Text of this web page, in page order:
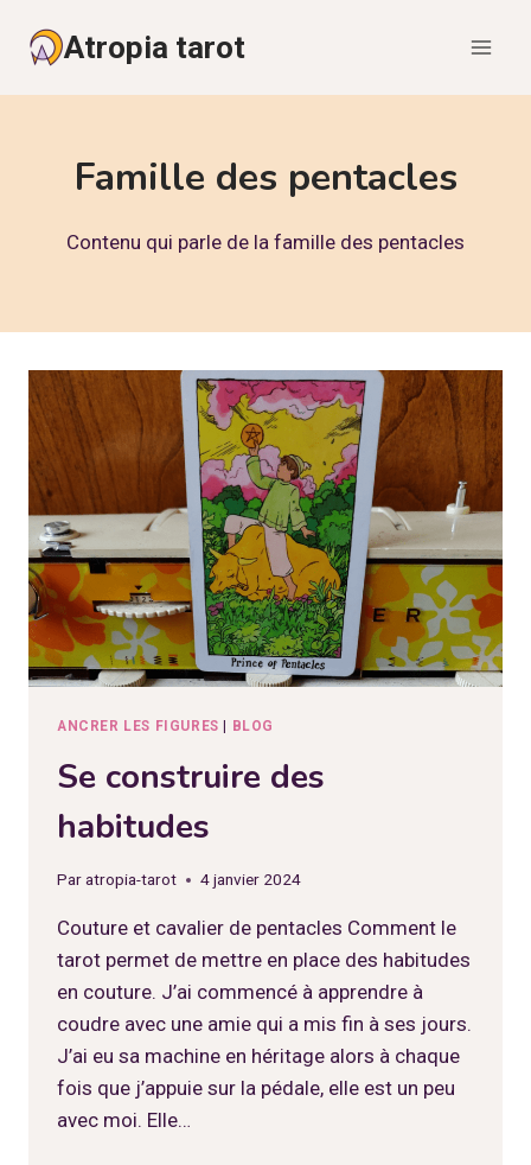
Atropia tarot
Famille des pentacles
Contenu qui parle de la famille des pentacles
ANCRER LES FIGURES | BLOG
Se construire des
habitudes
Paratropia-tarot 4 janvier 2024
Couture et cavalier de pentacles Comment le
tarot permet de mettre en place des habitudes
en couture. J’ai commencé à apprendre à
coudre avec une amie qui a mis fin à ses jours.
J’ai eu sa machine en héritage alors à chaque
fois que j’appuie sur la pédale, elle est un peu
avec moi. Elle…